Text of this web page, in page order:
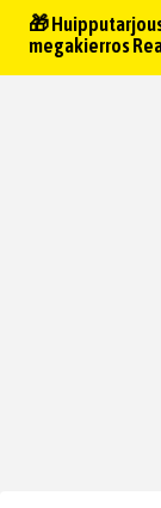
🎁
megakierros